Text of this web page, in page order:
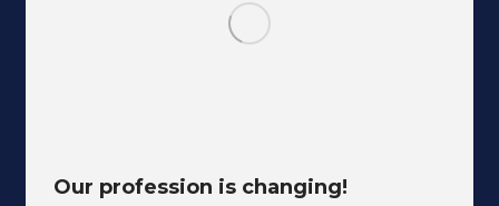
Our profession is changing!